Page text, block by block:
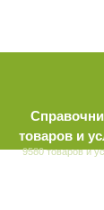
товаров и
9580 товаров и